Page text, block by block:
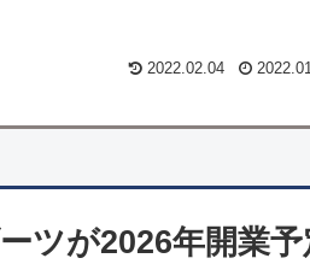
2022.02.04
ツが2026年開業予